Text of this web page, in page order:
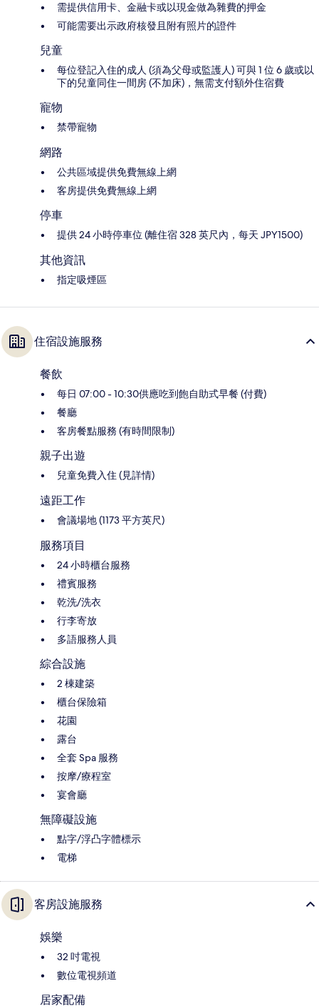
需提供信用卡、金融卡或以現金做為雜費的押金
可能需要出示政府核發且附有照片的證件
兒童
每位登記入住的成人 (須為父母或監護人) 可與 1 位 6 歲或以
下的兒童同住一間房 (不加床)，無需支付額外住宿費
寵物
禁帶寵物
網路
公共區域提供免費無線上網
客房提供免費無線上網
停車
提供 24 小時停車位 (離住宿 328 英尺內，每天 JPY1500)
其他資訊
指定吸煙區
住宿設施服務
餐飲
每日 07:00 - 10:30供應吃到飽自助式早餐 (付費)
餐廳
客房餐點服務 (有時間限制)
親子出遊
兒童免費入住 (見詳情)
遠距工作
會議場地 (1173 平方英尺)
服務項目
24 小時櫃台服務
禮賓服務
乾洗/洗衣
行李寄放
多語服務人員
綜合設施
2 棟建築
櫃台保險箱
花園
露台
全套 Spa 服務
按摩/療程室
宴會廳
無障礙設施
點字/浮凸字體標示
電梯
客房設施服務
娛樂
32 吋電視
數位電視頻道
居家配備